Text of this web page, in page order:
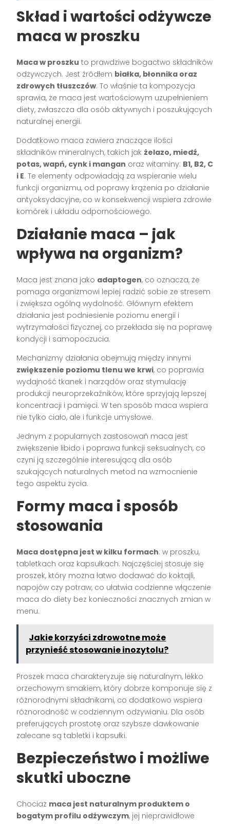
Skład i wartości odżywcze
maca w proszku
Maca w proszku to prawdziwe bogactwo składników
odżywczych. Jest źródłem białka, błonnika oraz
zdrowych tłuszczów. To właśnie ta kompozycja
sprawia, że maca jest wartościowym uzupełnieniem
diety, zwłaszcza dla osób aktywnych i poszukujących
naturalnej energii.
Dodatkowo maca zawiera znaczące ilości
składników mineralnych, takich jak żelazo, miedź,
potas, wapń, cynk i mangan oraz witaminy: B1, B2, C
i E. Te elementy odpowiadają za wspieranie wielu
funkcji organizmu, od poprawy krążenia po działanie
antyoksydacyjne, co w konsekwencji wspiera zdrowie
komórek i układu odpornościowego.
Działanie maca – jak
wpływa na organizm?
Maca jest znana jako adaptogen, co oznacza, że
pomaga organizmowi lepiej radzić sobie ze stresem
i zwiększa ogólną wydolność. Głównym efektem
działania jest podniesienie poziomu energii i
wytrzymałości fizycznej, co przekłada się na poprawę
kondycji i samopoczucia.
Mechanizmy działania obejmują między innymi
zwiększenie poziomu tlenu we krwi, co poprawia
wydajność tkanek i narządów oraz stymulację
produkcji neuroprzekaźników, które sprzyjają lepszej
koncentracji i pamięci. W ten sposób maca wspiera
nie tylko ciało, ale i funkcje umysłowe.
Jednym z popularnych zastosowań maca jest
zwiększenie libido i poprawa funkcji seksualnych, co
czyni ją szczególnie interesującą dla osób
szukających naturalnych metod na wzmocnienie
tego aspektu życia.
Formy maca i sposób
stosowania
Maca dostępna jest w kilku formach: w proszku,
tabletkach oraz kapsułkach. Najczęściej stosuje się
proszek, który można łatwo dodawać do koktajli,
napojów czy potraw, co ułatwia codzienne włączenie
maca do diety bez konieczności znacznych zmian w
menu.
Jakie korzyści zdrowotne może
przynieść stosowanie inozytolu?
Proszek maca charakteryzuje się naturalnym, lekko
orzechowym smakiem, który dobrze komponuje się z
różnorodnymi składnikami, co dodatkowo wspiera
różnorodność w codziennym odżywianiu. Dla osób
preferujących prostotę oraz szybsze dawkowanie
zalecane są tabletki i kapsułki.
Bezpieczeństwo i możliwe
skutki uboczne
Chociaż maca jest naturalnym produktem o
bogatym profilu odżywczym, jej nieprawidłowe